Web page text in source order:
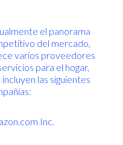
el panorama
del mercado,
varios proveedores
para el hogar,
incluyen las siguientes
Inc.